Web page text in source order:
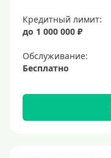
Кредитный лимит:
до 1 000 000 ₽
Обслуживание:
Бесплатно